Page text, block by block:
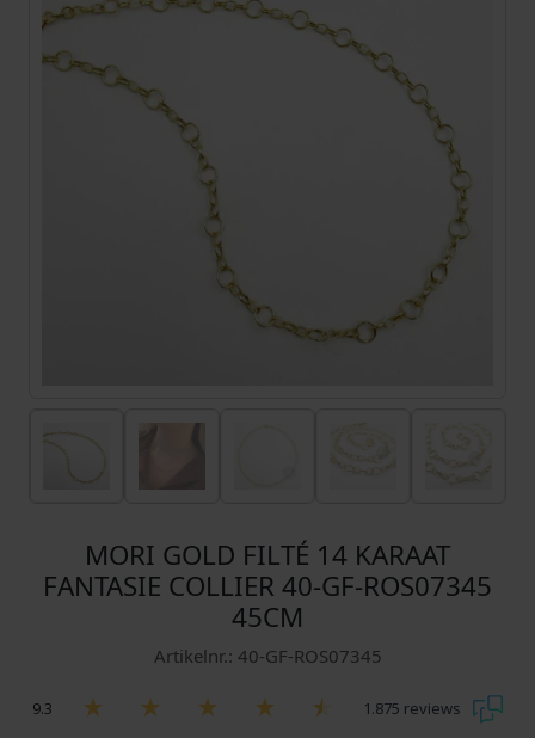
MORI GOLD FILTÉ 14 KARAAT
FANTASIE COLLIER 40-GF-ROS07345
45CM
Artikelnr.: 40-GF-ROS07345
9.3 1.875 reviews